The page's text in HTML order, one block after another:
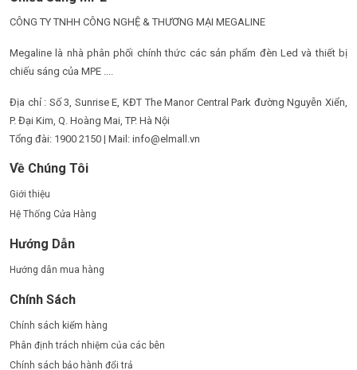
CÔNG TY TNHH CÔNG NGHỆ & THƯƠNG MẠI MEGALINE
Megaline là nhà phân phối chính thức các sản phẩm đèn Led và thiết bị
chiếu sáng của MPE ....
Địa chỉ : Số 3, Sunrise E, KĐT The Manor Central Park đường Nguyễn Xiển,
P. Đại Kim, Q. Hoàng Mai, TP. Hà Nội
Tổng đài: 1900 2150 | Mail: info@elmall.vn
Về Chúng Tôi
Giới thiệu
Hệ Thống Cửa Hàng
Hướng Dẫn
Hướng dẫn mua hàng
Chính Sách
Chính sách kiểm hàng
Phân định trách nhiệm của các bên
Chính sách bảo hành đổi trả